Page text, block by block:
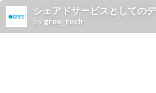
シェアドサービスとしての
by gree_tech